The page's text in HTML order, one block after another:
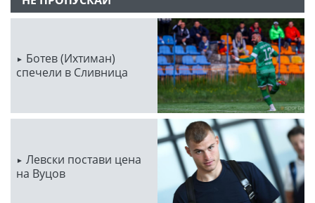
Ботев (Ихтиман)
спечели в Сливница
Левски постави цена
на Вуцов